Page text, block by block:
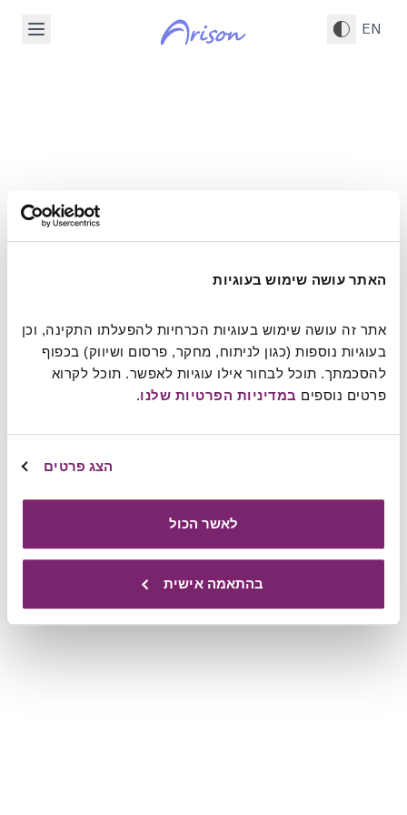
האתר עושה שימוש בעוגיות
פרטים נוספים במדיניות הפרטיות שלנו.
הצג פרטים
לאשר הכול
בהתאמה אישית
EN
This page is
Under Construction